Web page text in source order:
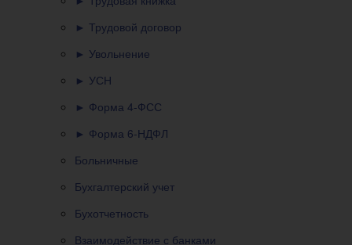
► Трудовой договор
► Увольнение
► УСН
► Форма 4-ФСС
► Форма 6-НДФЛ
Больничные
Бухгалтерский учет
Бухотчетность
Взаимодействие с банками